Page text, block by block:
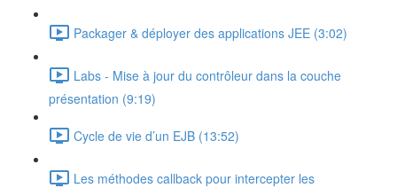
Packager & déployer des applications JEE (3:02)
Labs - Mise à jour du contrôleur dans la couche
présentation (9:19)
Cycle de vie d’un EJB (13:52)
Les méthodes callback pour intercepter les